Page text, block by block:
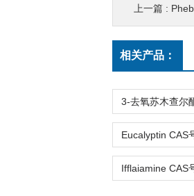
上一篇 :
相关产品：